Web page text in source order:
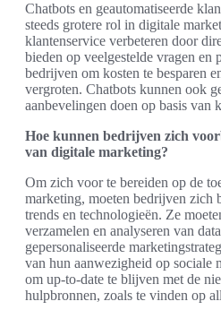
Chatbots en geautomatiseerde
steeds grotere rol in digitale
klantenservice verbeteren door
bieden op veelgestelde vragen en
bedrijven om kosten te besparen
vergroten. Chatbots kunnen ook
aanbevelingen doen op basis van
Hoe kunnen bedrijven zich
van digitale marketing?
Om zich voor te bereiden op de
marketing, moeten bedrijven zich
trends en technologieën. Ze
verzamelen en analyseren van
gepersonaliseerde
van hun aanwezigheid op sociale
om up-to-date te blijven met de
hulpbronnen, zoals te vinden op